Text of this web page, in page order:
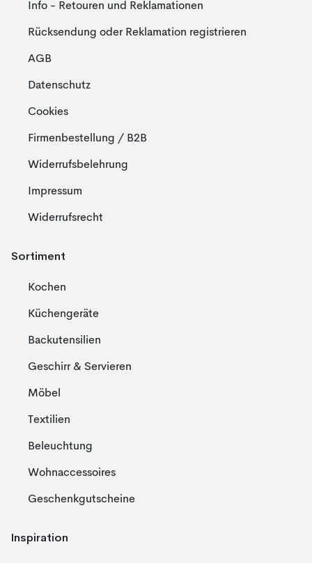
Info - Retouren und Reklamationen
Rücksendung oder Reklamation registrieren
AGB
Datenschutz
Cookies
Firmenbestellung / B2B
Widerrufsbelehrung
Impressum
Widerrufsrecht
Sortiment
Kochen
Küchengeräte
Backutensilien
Geschirr & Servieren
Möbel
Textilien
Beleuchtung
Wohnaccessoires
Geschenkgutscheine
Inspiration